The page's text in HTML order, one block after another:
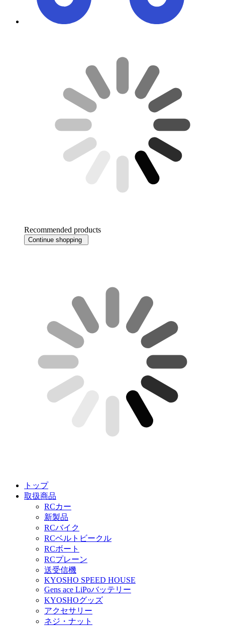
Recommended products
Continue shopping
トップ
取扱商品
RCカー
新製品
RCバイク
RCベルトビークル
RCボート
RCプレーン
送受信機
KYOSHO SPEED HOUSE
Gens ace LiPoバッテリー
KYOSHOグッズ
アクセサリー
ネジ・ナット